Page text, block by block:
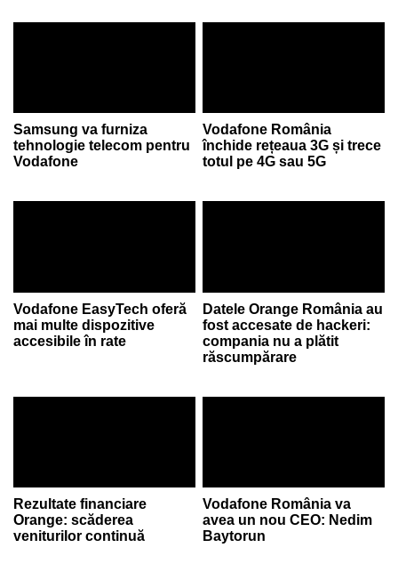
Samsung va furniza
tehnologie telecom pentru
Vodafone
Vodafone România
închide rețeaua 3G și trece
totul pe 4G sau 5G
Vodafone EasyTech oferă
mai multe dispozitive
accesibile în rate
Datele Orange România au
fost accesate de hackeri:
compania nu a plătit
răscumpărare
Rezultate financiare
Orange: scăderea
veniturilor continuă
Vodafone România va
avea un nou CEO: Nedim
Baytorun